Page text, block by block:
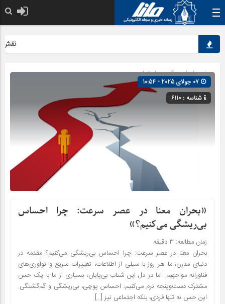
نقش
صفحه اصلی» گروه »اجتماعی
شناسه : 6110
«بحران معنا در عصر سرعت: چرا احساس
بی‌ریشگی می‌کنیم؟»
زمان مطالعه: ۳ دقیقه
بحران معنا در عصر سرعت: چرا احساس بی‌ریشگی می‌کنیم؟ مقدمه در
دنیای مدرن، ما هر روز با سیلی از اطلاعات، تغییرات سریع و نوآوری‌های
فناورانه مواجهیم. اما در دل این شتاب بی‌پایان، بسیاری از ما با یک حس
مشترک دست‌وپنجه نرم می‌کنیم: احساس پوچی، بی‌ریشگی و گم‌گشتگی.
این حس نه تنها فردی، بلکه اجتماعی نیز […]